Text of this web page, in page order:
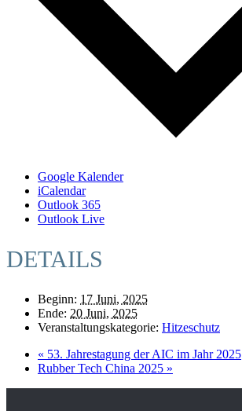
Google Kalender
iCalendar
Outlook 365
Outlook Live
DETAILS
Beginn: 17 Juni, 2025
Ende: 20 Juni, 2025
Veranstaltungskategorie: Hitzeschutz
« 53. Jahrestagung der AIC im Jahr 2025
Rubber Tech China 2025 »